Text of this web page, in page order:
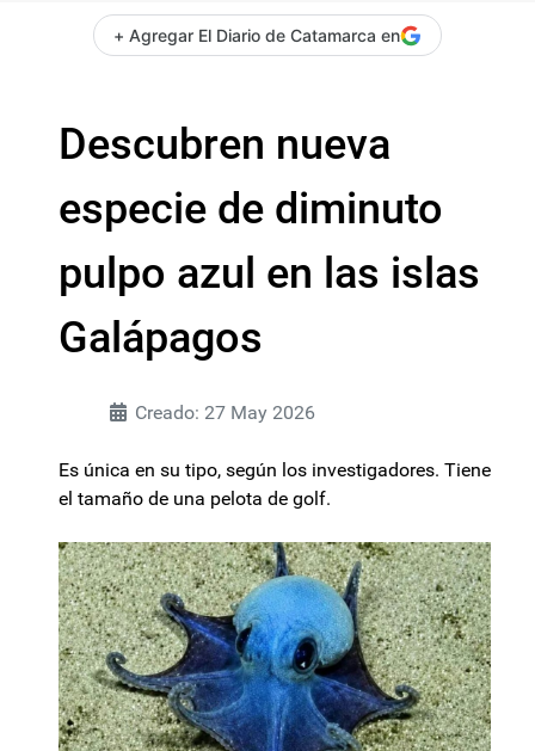
+ Agregar El Diario de Catamarca en
Descubren nueva
especie de diminuto
pulpo azul en las islas
Galápagos
Creado: 27 May 2026
Es única en su tipo, según los investigadores. Tiene
el tamaño de una pelota de golf.